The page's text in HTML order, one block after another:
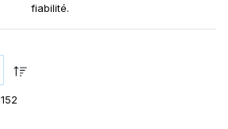
fiabilité.